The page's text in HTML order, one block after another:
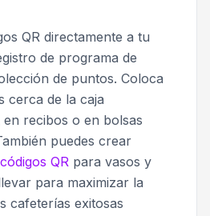
QR directamente a tu
de programa de
de puntos. Coloca
cerca de la caja
recibos o en bolsas
puedes crear
QR para vasos y
para maximizar la
cafeterías exitosas